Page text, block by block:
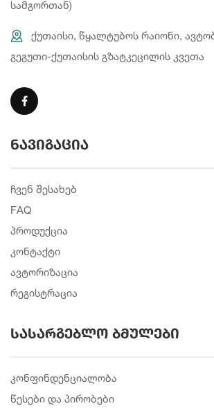
სამგორთან)
ქუთაისი, წყალტუბოს რაიონი,
გეგუთი-ქუთაისის გზატკეცილის კვეთა
ნავიგაცია
ჩვენ შესახებ
FAQ
პროდუქცია
კონტაქტი
ავტორიზაცია
რეგისტრაცია
სასარგებლო ბმულები
კონფინდენციალობა
წესები და პირობები